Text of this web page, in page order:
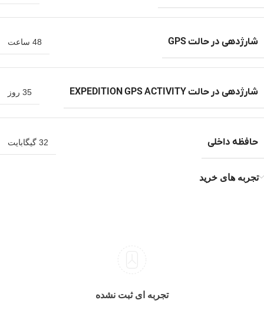
شارژدهی در حالت GPS 48 ساعت
شارژدهی در حالت EXPEDITION GPS ACTIVITY 35 روز
حافظه داخلی 32 گیگابایت
تجربه های خرید
تجربه ای ثبت نشده